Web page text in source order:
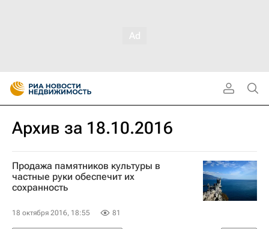
Архив за 18.10.2016
Продажа памятников культуры в
частные руки обеспечит их
сохранность
18 октября 2016, 18:55 81